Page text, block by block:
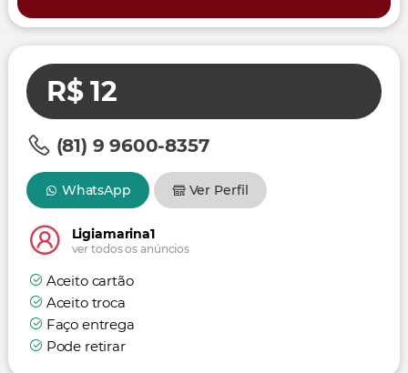
R$ 12
(81) 9 9600-8357
WhatsApp Ver Perfil
Ligiamarina1
ver todos os anúncios
Aceito cartão
Aceito troca
Faço entrega
Pode retirar